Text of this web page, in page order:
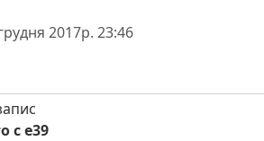
2017р. 23:46
с е39